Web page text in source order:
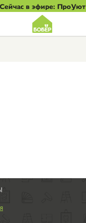
Сейчас в эфире: ПроУют